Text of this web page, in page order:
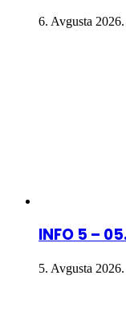
6. Avgusta 2026.
INFO 5 –
5. Avgusta 2026.